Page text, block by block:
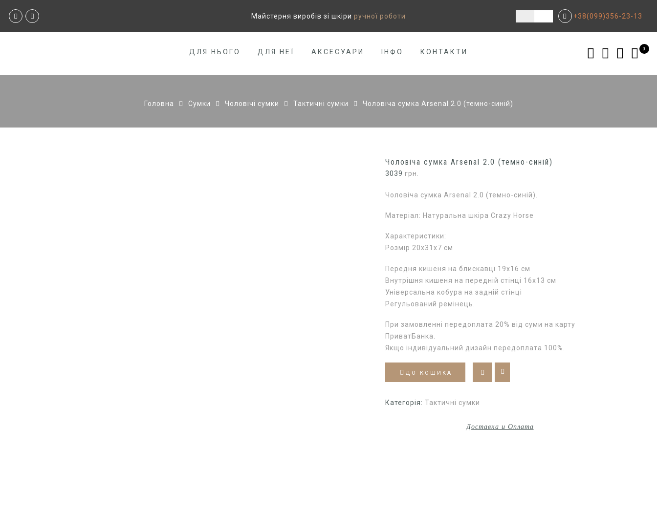
Майстерня виробів зі шкіри ручної роботи +38(099)356-23-13
ДЛЯ НЬОГО ДЛЯ НЕЇ АКСЕСУАРИ ІНФО КОНТАКТИ 0
Головна Сумки Чоловічі сумки Тактичні сумки Чоловіча сумка Arsenal 2.0 (темно-синій)
Чоловіча сумка Arsenal 2.0 (темно-синій)
3039 грн.
Чоловіча сумка Arsenal 2.0 (темно-синій).
Матеріал: Натуральна шкіра Crazy Horse
Характеристики:
Розмір 20х31х7 см
Передня кишеня на блискавці 19х16 см
Внутрішня кишеня на передній стінці 16х13 см
Універсальна кобура на задній стінці
Регульований ремінець.
При замовленні передоплата 20% від суми на карту
ПриватБанка.
Якщо індивідуальний дизайн передоплата 100%.
ДО КОШИКА
Категорія:Тактичні сумки
Доставка и Оплата